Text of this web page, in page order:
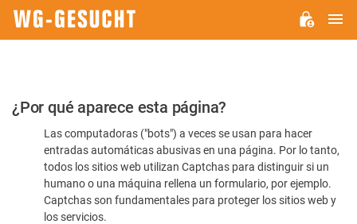
Por
favor,
confirme
humano
¿Por qué aparece esta página?
Las computadoras ("bots") a veces se usan para hacer
entradas automáticas abusivas en una página. Por lo tanto,
todos los sitios web utilizan Captchas para distinguir si un
humano o una máquina rellena un formulario, por ejemplo.
Captchas son fundamentales para proteger los sitios web y
los servicios.